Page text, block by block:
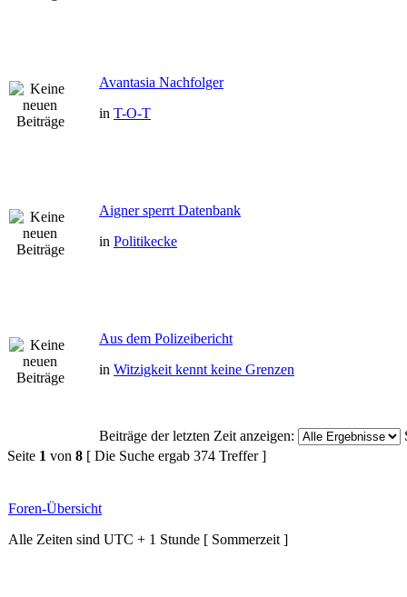
Avantasia Nachfolger
in T-O-T
Aigner sperrt Datenbank
in Politikecke
Aus dem Polizeibericht
in Witzigkeit kennt keine Grenzen
Beiträge der letzten Zeit anzeigen:
Seite 1 von 8 [ Die Suche ergab 374 Treffer ]
Foren-Übersicht
Alle Zeiten sind UTC + 1 Stunde [ Sommerzeit ]